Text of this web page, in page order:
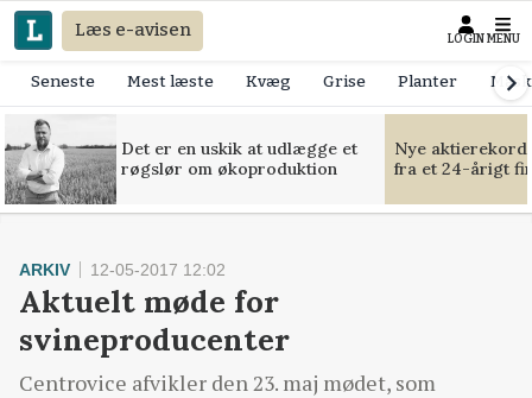
Læs e-avisen LOGIN MENU
Seneste Mest læste Kvæg Grise Planter
Det er en uskik at udlægge et
røgslør om økoproduktion
Nye
fra et 24-årigt
ARKIV 12-05-2017 12:02
Aktuelt møde for
svineproducenter
Centrovice afvikler den 23. maj mødet, som